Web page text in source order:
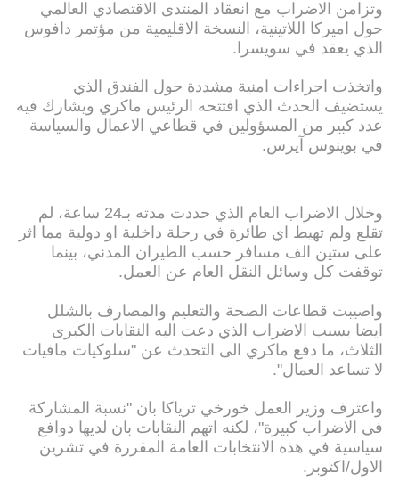
وتزامن الاضراب مع انعقاد المنتدى الاقتصادي العالمي
حول اميركا اللاتينية، النسخة الاقليمية من مؤتمر دافوس
الذي يعقد في سويسرا.
واتخذت اجراءات امنية مشددة حول الفندق الذي
يستضيف الحدث الذي افتتحه الرئيس ماكري ويشارك فيه
عدد كبير من المسؤولين في قطاعي الاعمال والسياسة
في بوينوس آيرس.
وخلال الاضراب العام الذي حددت مدته بـ24 ساعة، لم
تقلع ولم تهيط اي طائرة في رحلة داخلية او دولية مما اثر
على ستين الف مسافر حسب الطيران المدني، بينما
توقفت كل وسائل النقل العام عن العمل.
واصيبت قطاعات الصحة والتعليم والمصارف بالشلل
ايضا بسبب الاضراب الذي دعت اليه النقابات الكبرى
الثلاث، ما دفع ماكري الى التحدث عن "سلوكيات مافيات
لا تساعد العمال".
واعترف وزير العمل خورخي ترياكا بان "نسبة المشاركة
في الاضراب كبيرة"، لكنه اتهم النقابات بان لديها دوافع
سياسية في هذه الانتخابات العامة المقررة في تشرين
الاول/اكتوبر.